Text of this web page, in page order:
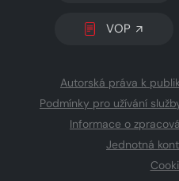
VOP
Autorská práva k
Podmínky pro užívání
Informace o
Jednotná